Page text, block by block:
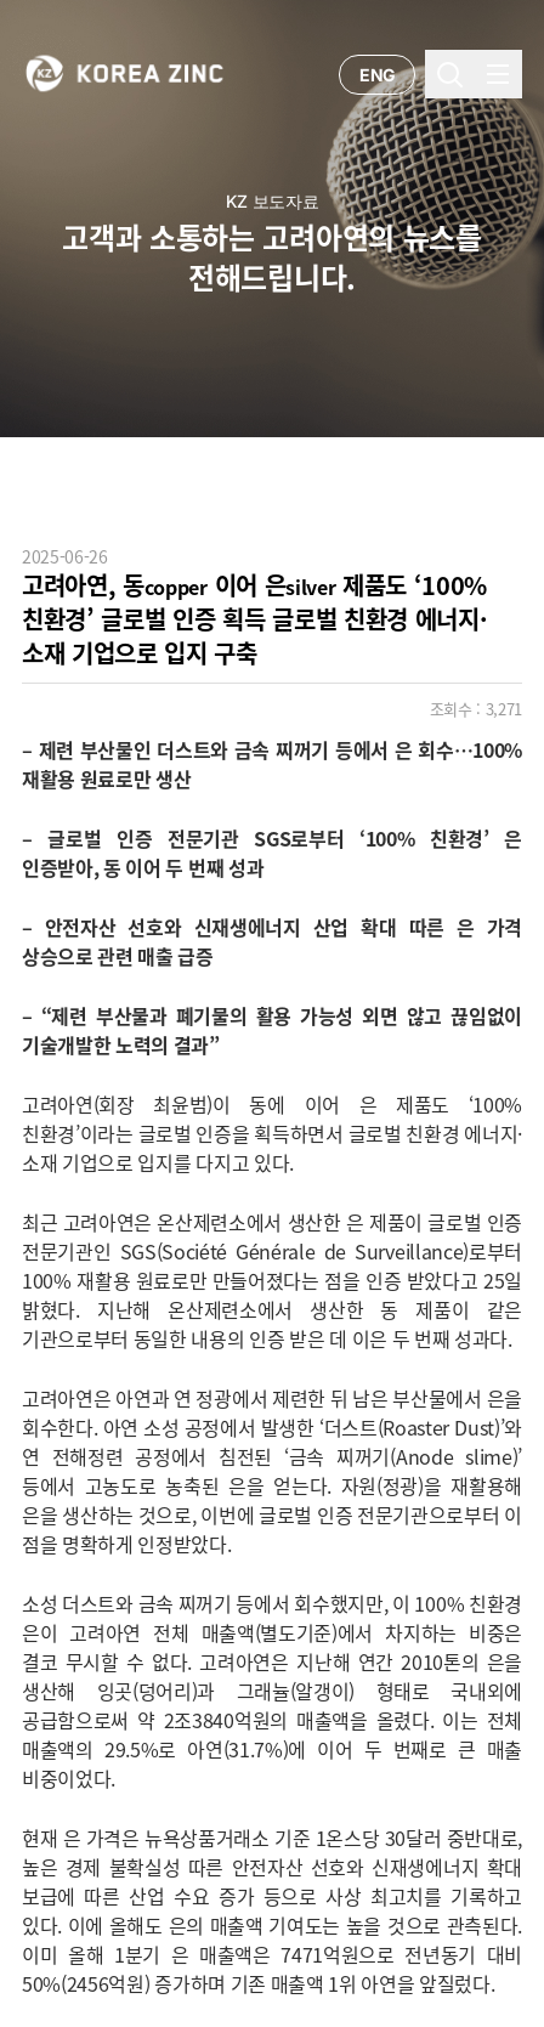
ENG
KZ 보도자료
고객과 소통하는 고려아연의 뉴스를
전해드립니다.
고려아연, 동copper이어 은silver제품도 ‘100%
친환경’ 글로벌 인증 획득 글로벌 친환경 에너지·
소재 기업으로 입지 구축
2025-06-26
조회수 : 3,271
– 제련 부산물인 더스트와 금속 찌꺼기 등에서 은 회수…100%
재활용 원료로만 생산
–글로벌 인증 전문기관 SGS로부터 ‘100% 친환경’ 은
인증받아, 동 이어 두 번째 성과
– 안전자산 선호와 신재생에너지 산업 확대 따른 은 가격
상승으로 관련 매출 급증
– “제련 부산물과 폐기물의 활용 가능성 외면 않고 끊임없이
기술개발한 노력의 결과”
고려아연(회장 최윤범)이 동에 이어 은 제품도 ‘100%
친환경’이라는 글로벌 인증을 획득하면서 글로벌 친환경 에너지·
소재 기업으로 입지를 다지고 있다.
최근 고려아연은 온산제련소에서 생산한 은 제품이 글로벌 인증
전문기관인 SGS(Société Générale de Surveillance)로부터
100% 재활용 원료로만 만들어졌다는 점을 인증 받았다고 25일
밝혔다. 지난해 온산제련소에서 생산한 동 제품이 같은
기관으로부터 동일한 내용의 인증 받은 데 이은 두 번째 성과다.
고려아연은 아연과 연 정광에서 제련한 뒤 남은 부산물에서 은을
회수한다. 아연 소성 공정에서 발생한 ‘더스트(Roaster Dust)’와
연 전해정련 공정에서 침전된 ‘금속 찌꺼기(Anode slime)’
등에서 고농도로 농축된 은을 얻는다. 자원(정광)을 재활용해
은을 생산하는 것으로, 이번에 글로벌 인증 전문기관으로부터 이
점을 명확하게 인정받았다.
소성 더스트와 금속 찌꺼기 등에서 회수했지만, 이 100% 친환경
은이 고려아연 전체 매출액(별도기준)에서 차지하는 비중은
결코 무시할 수 없다. 고려아연은 지난해 연간 2010톤의 은을
생산해 잉곳(덩어리)과 그래뉼(알갱이) 형태로 국내외에
공급함으로써 약 2조3840억원의 매출액을 올렸다. 이는 전체
매출액의 29.5%로 아연(31.7%)에 이어 두 번째로 큰 매출
비중이었다.
현재 은 가격은 뉴욕상품거래소 기준 1온스당 30달러 중반대로,
높은 경제 불확실성 따른 안전자산 선호와 신재생에너지 확대
보급에 따른 산업 수요 증가 등으로 사상 최고치를 기록하고
있다. 이에 올해도 은의 매출액 기여도는 높을 것으로 관측된다.
이미 올해 1분기 은 매출액은 7471억원으로 전년동기 대비
50%(2456억원) 증가하며 기존 매출액 1위 아연을 앞질렀다.